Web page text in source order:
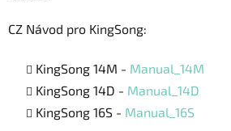
CZ Návod pro KingSong:
KingSong 14М - Manual_14M
KingSong 14D - Manual_14D
KingSong 16S - Manual_16S